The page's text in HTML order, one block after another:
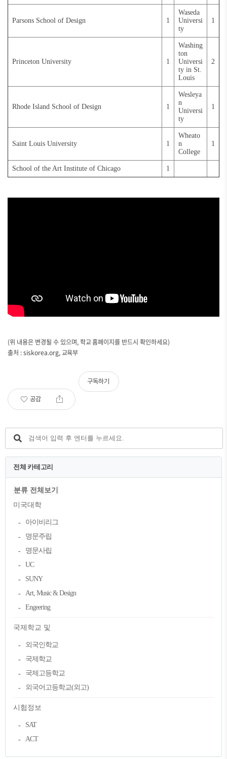
Parsons School of Design 1
Waseda
Universi
ty
1
Princeton University 1
Washing
ton
Universi
ty in St.
Louis
2
Rhode Island School of Design 1
Wesleya
n
Universi
ty
1
Saint Louis University 1
Wheato
n
College
1
School of the Art Institute of Chicago 1
(위 내용은 변경될 수 있으며, 학교 홈페이지를 반드시 확인하세요)
출처 : siskorea.org, 교육부
공감
구독하기
전체 카테고리
분류 전체보기
미국대학
아이비리그
명문주립
명문사립
UC
SUNY
Art, Music & Design
Engeering
국제학교 및
외국인학교
국제학교
국제고등학교
외국어고등학교(외고)
시험정보
SAT
ACT